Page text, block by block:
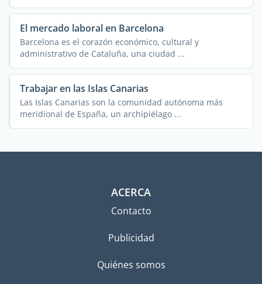
El mercado laboral en Barcelona
Barcelona es el corazón económico, cultural y
administrativo de Cataluña, una ciudad ...
Trabajar en las Islas Canarias
Las Islas Canarias son la comunidad autónoma más
meridional de España, un archipiélago ...
ACERCA
Contacto
Publicidad
Quiénes somos